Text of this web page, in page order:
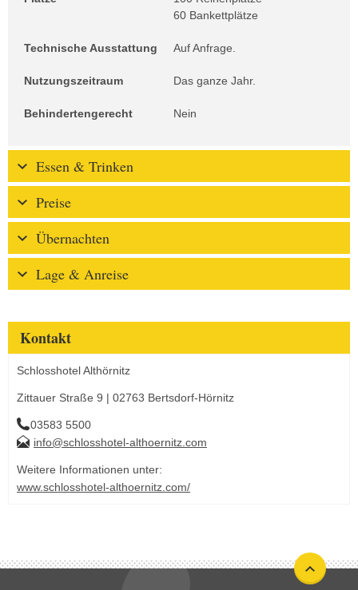
60 Bankettplätze
Technische Ausstattung Auf Anfrage.
Nutzungszeitraum Das ganze Jahr.
Behindertengerecht Nein
Essen & Trinken
Preise
Übernachten
Lage & Anreise
Kontakt
Schlosshotel Althörnitz
Zittauer Straße 9 | 02763 Bertsdorf-Hörnitz
03583 5500
info@schlosshotel-althoernitz.com
Weitere Informationen unter:
www.schlosshotel-althoernitz.com/